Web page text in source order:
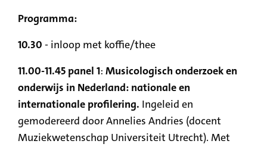
Programma:
10.30 - inloop met koffie/thee
11.00-11.45 panel 1: Musicologisch onderzoek en
onderwijs in Nederland: nationale en
internationale profilering. Ingeleid en
gemodereerd door Annelies Andries (docent
Muziekwetenschap Universiteit Utrecht). Met